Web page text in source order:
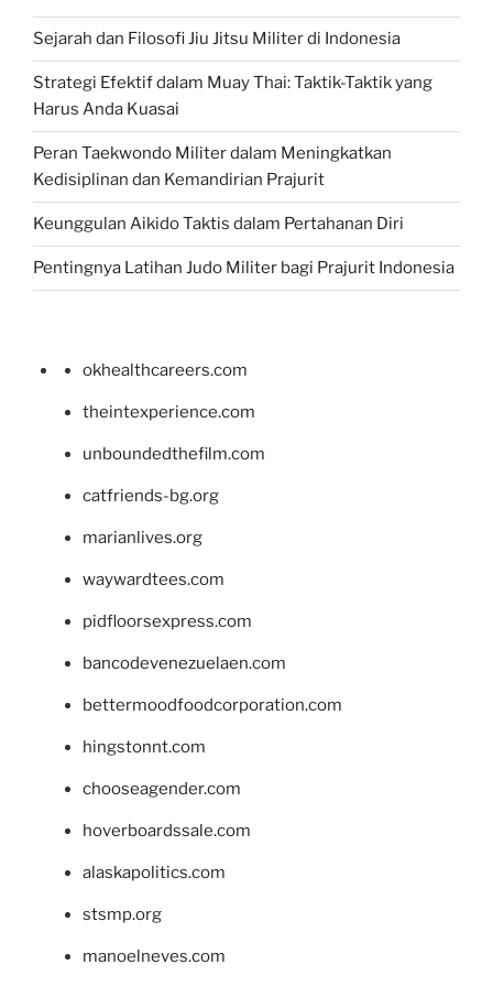
Sejarah dan Filosofi Jiu Jitsu Militer di Indonesia
Strategi Efektif dalam Muay Thai: Taktik-Taktik yang
Harus Anda Kuasai
Peran Taekwondo Militer dalam Meningkatkan
Kedisiplinan dan Kemandirian Prajurit
Keunggulan Aikido Taktis dalam Pertahanan Diri
Pentingnya Latihan Judo Militer bagi Prajurit Indonesia
okhealthcareers.com
theintexperience.com
unboundedthefilm.com
catfriends-bg.org
marianlives.org
waywardtees.com
pidfloorsexpress.com
bancodevenezuelaen.com
bettermoodfoodcorporation.com
hingstonnt.com
chooseagender.com
hoverboardssale.com
alaskapolitics.com
stsmp.org
manoelneves.com